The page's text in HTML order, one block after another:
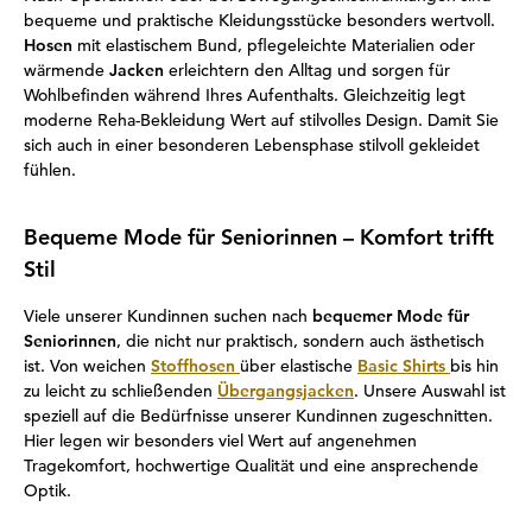
bequeme und praktische Kleidungsstücke besonders wertvoll.
Hosen mit elastischem Bund, pflegeleichte Materialien oder
wärmende Jacken erleichtern den Alltag und sorgen für
Wohlbefinden während Ihres Aufenthalts. Gleichzeitig legt
moderne Reha-Bekleidung Wert auf stilvolles Design. Damit Sie
sich auch in einer besonderen Lebensphase stilvoll gekleidet
fühlen.
Bequeme Mode für Seniorinnen – Komfort trifft
Stil
Viele unserer Kundinnen suchen nach bequemer Mode für
Seniorinnen, die nicht nur praktisch, sondern auch ästhetisch
ist. Von weichen Stoffhosen über elastische Basic Shirts bis hin
zu leicht zu schließenden Übergangsjacken. Unsere Auswahl ist
speziell auf die Bedürfnisse unserer Kundinnen zugeschnitten.
Hier legen wir besonders viel Wert auf angenehmen
Tragekomfort, hochwertige Qualität und eine ansprechende
Optik.